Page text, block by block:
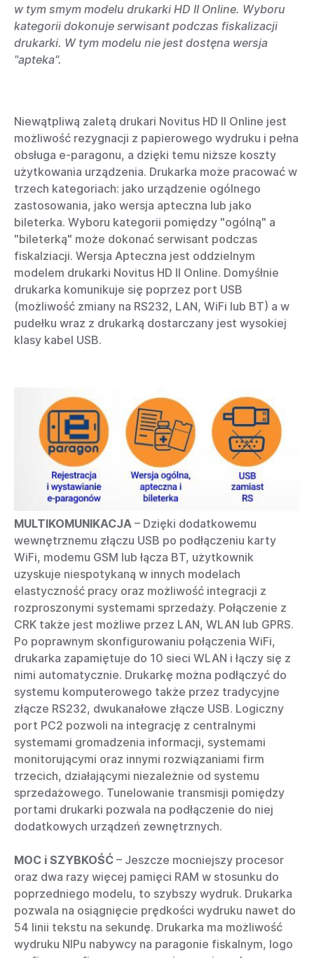
w tym smym modelu drukarki HD II Online. Wyboru
kategorii dokonuje serwisant podczas fiskalizacji
drukarki. W tym modelu nie jest dostęna wersja
"apteka".
Niewątpliwą zaletą drukari Novitus HD II Online jest
możliwość rezygnacji z papierowego wydruku i pełna
obsługa e-paragonu, a dzięki temu niższe koszty
użytkowania urządzenia. Drukarka może pracować w
trzech kategoriach: jako urządzenie ogólnego
zastosowania, jako wersja apteczna lub jako
bileterka. Wyboru kategorii pomiędzy "ogólną" a
"bileterką" może dokonać serwisant podczas
fiskalziacji. Wersja Apteczna jest oddzielnym
modelem drukarki Novitus HD II Online. Domyśłnie
drukarka komunikuje się poprzez port USB
(możliwość zmiany na RS232, LAN, WiFi lub BT) a w
pudełku wraz z drukarką dostarczany jest wysokiej
klasy kabel USB.
MULTIKOMUNIKACJA – Dzięki dodatkowemu
wewnętrznemu złączu USB po podłączeniu karty
WiFi, modemu GSM lub łącza BT, użytkownik
uzyskuje niespotykaną w innych modelach
elastyczność pracy oraz możliwość integracji z
rozproszonymi systemami sprzedaży. Połączenie z
CRK także jest możliwe przez LAN, WLAN lub GPRS.
Po poprawnym skonfigurowaniu połączenia WiFi,
drukarka zapamiętuje do 10 sieci WLAN i łączy się z
nimi automatycznie. Drukarkę można podłączyć do
systemu komputerowego także przez tradycyjne
złącze RS232, dwukanałowe złącze USB. Logiczny
port PC2 pozwoli na integrację z centralnymi
systemami gromadzenia informacji, systemami
monitorującymi oraz innymi rozwiązaniami firm
trzecich, działającymi niezależnie od systemu
sprzedażowego. Tunelowanie transmisji pomiędzy
portami drukarki pozwala na podłączenie do niej
dodatkowych urządzeń zewnętrznych.
MOC i SZYBKOŚĆ – Jeszcze mocniejszy procesor
oraz dwa razy więcej pamięci RAM w stosunku do
poprzedniego modelu, to szybszy wydruk. Drukarka
pozwala na osiągnięcie prędkości wydruku nawet do
54 linii tekstu na sekundę. Drukarka ma możliwość
wydruku NIPu nabywcy na paragonie fiskalnym, logo